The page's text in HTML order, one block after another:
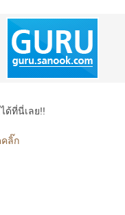
ด้ที่นี่เลย!!
ลิ๊ก